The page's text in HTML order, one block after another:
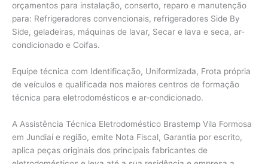
orçamentos para instalação, conserto, reparo e manutenção
para: Refrigeradores convencionais, refrigeradores Side By
Side, geladeiras, máquinas de lavar, Secar e lava e seca, ar-
condicionado e Coifas.
Equipe técnica com Identificação, Uniformizada, Frota própria
de veículos e qualificada nos maiores centros de formação
técnica para eletrodomésticos e ar-condicionado.
A Assistência Técnica Eletrodoméstico Brastemp Vila Formosa
em Jundiaí e região, emite Nota Fiscal, Garantia por escrito,
aplica peças originais dos principais fabricantes de